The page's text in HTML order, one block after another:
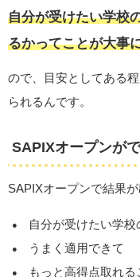
自分が受けたい学校
るかってことが大事
ので、目安としてある
られるんです。
SAPIXオープンが
SAPIXオープンで結果が
自分が受けたい学
うまく適用できて
もっと高得点取れる